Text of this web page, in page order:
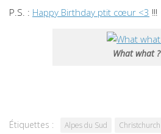
P.S. : Happy Birthday ptit cœur <3 !!!
What what ?
Étiquettes : Alpes du Sud Christchurch